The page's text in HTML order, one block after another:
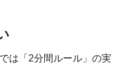
は「2分間ルール」の実